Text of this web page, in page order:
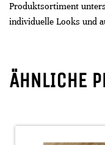
Produktsortiment
individuelle Looks und
ÄHNLICHE